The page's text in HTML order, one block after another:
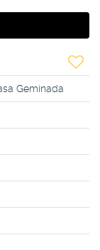
Geminada